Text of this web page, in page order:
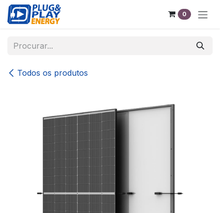
Pular para o conteúdo
0
Todos os produtos